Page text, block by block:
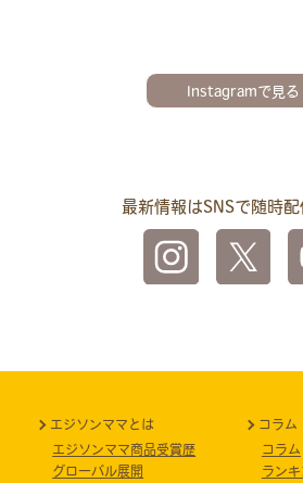
Instagramで見る
最新情報はSNSで随時配
エジソンママとは
エジソンママ商品受賞歴
グローバル展開
コラム
コラム
ラン